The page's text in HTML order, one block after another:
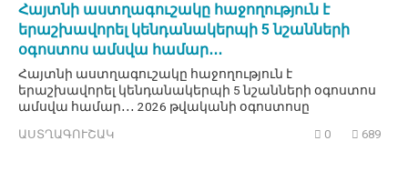
Հայտնի աստղագուշակը հաջողություն է
երաշխավորել կենդանակերպի 5 նշանների
օգոստոս ամսվա համար․․․
Հայտնի աստղագուշակը հաջողություն է
երաշխավորել կենդանակերպի 5 նշանների օգոստոս
ամսվա համար․․․ 2026 թվականի օգոստոսը
ԱՍՏՂԱԳՈՒՇԱԿ 0 689